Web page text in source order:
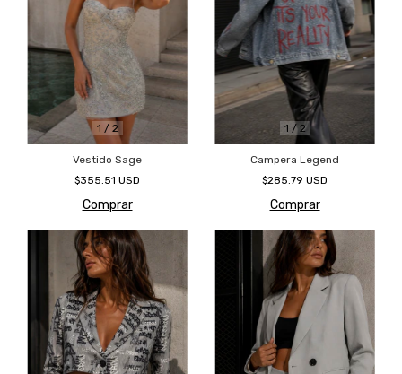
1 / 2
Vestido Sage
$355.51 USD
Comprar
1 /2
Campera Legend
$285.79 USD
Comprar